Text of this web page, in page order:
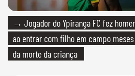
→ Jogador do Ypiranga FC fez
ao entrar com filho em campo
da morte da criança